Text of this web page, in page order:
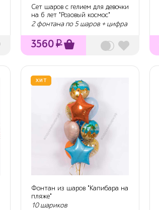
Сет шаров с гелием для девочки
на 6 лет "Розовый космос"
2 фонтана по 5 шаров + цифра
3560₽
ХИТ
Фонтан из шаров "Капибара на
пляже"
10 шариков